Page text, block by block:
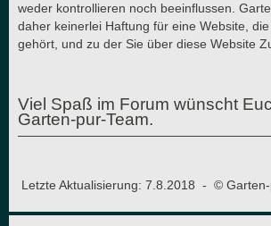
weder kontrollieren noch beeinflussen.
daher keinerlei Haftung für eine Website,
gehört, und zu der Sie über diese Website
Viel Spaß im Forum wünscht
Garten-pur-Team.
Letzte Aktualisierung: 7.8.2018 - ©